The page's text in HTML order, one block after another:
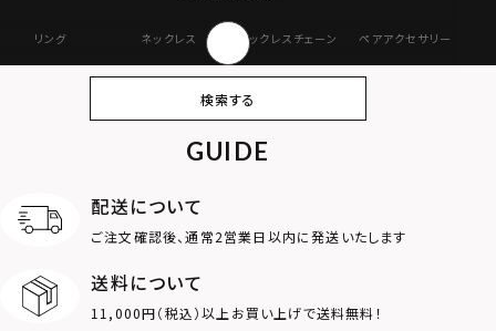
リング ネックレス ネックレスチェーン ペアアクセサリー
オンラインストア
ギフトボックス
MOTIF
ダブルリング
検索する
GUIDE
配送について
ご注文確認後、通常2営業日以内に発送いたします
送料について
11,000円（税込）以上お買い上げで送料無料！